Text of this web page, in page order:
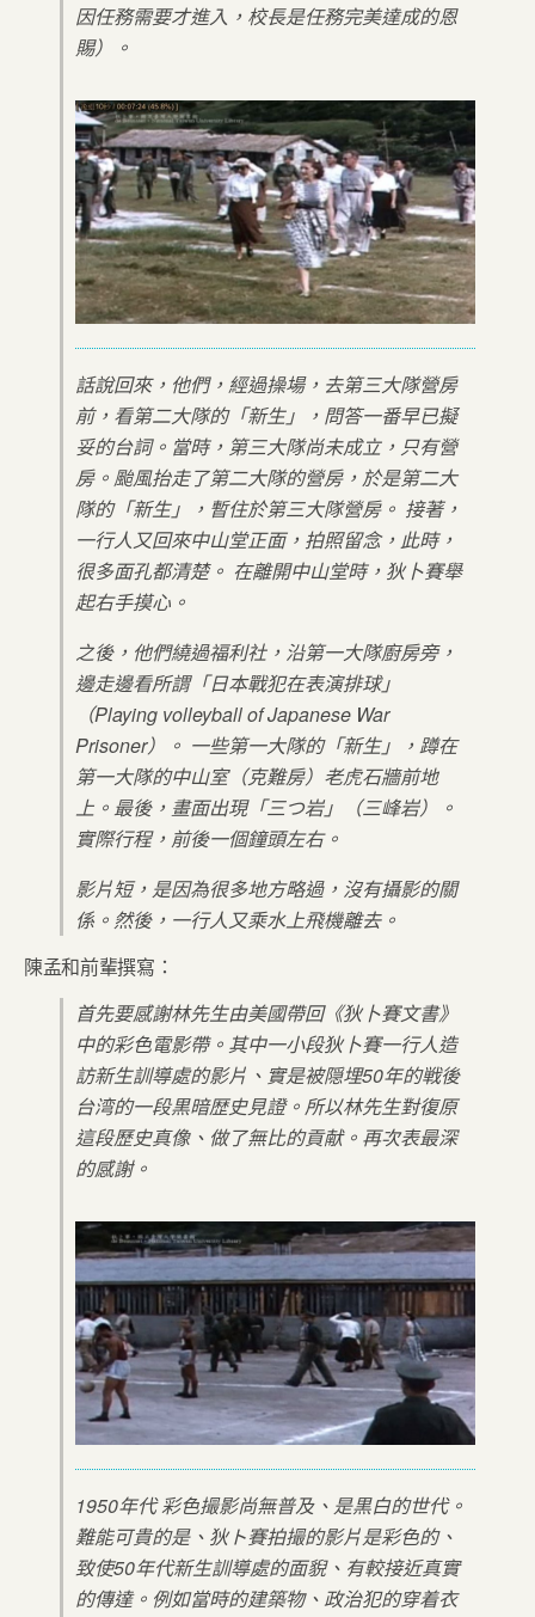
因任務需要才進入，校長是任務完美達成的恩
賜）。
話說回來，他們，經過操場，去第三大隊營房
前，看第二大隊的「新生」，問答一番早已擬
妥的台詞。當時，第三大隊尚未成立，只有營
房。颱風抬走了第二大隊的營房，於是第二大
隊的「新生」，暫住於第三大隊營房。 接著，
一行人又回來中山堂正面，拍照留念，此時，
很多面孔都清楚。 在離開中山堂時，狄卜賽舉
起右手摸心。
之後，他們繞過福利社，沿第一大隊廚房旁，
邊走邊看所謂「日本戰犯在表演排球」
（Playing volleyball of Japanese War
Prisoner）。 一些第一大隊的「新生」，蹲在
第一大隊的中山室（克難房）老虎石牆前地
上。最後，畫面出現「三つ岩」（三峰岩）。
實際行程，前後一個鐘頭左右。
影片短，是因為很多地方略過，沒有攝影的關
係。然後，一行人又乘水上飛機離去。
陳孟和前輩撰寫：
首先要感謝林先生由美國帶回《狄卜賽文書》
中的彩色電影帶。其中一小段狄卜賽一行人造
訪新生訓導處的影片、實是被隠埋50年的戦後
台湾的一段黒暗歴史見證。所以林先生對復原
這段歷史真像、做了無比的貢献。再次表最深
的感謝。
1950年代 彩色撮影尚無普及、是黒白的世代。
難能可貴的是、狄ト賽拍撮的影片是彩色的、
致使50年代新生訓導處的面貎、有較接近真實
的傳達。例如當時的建築物、政治犯的穿着衣